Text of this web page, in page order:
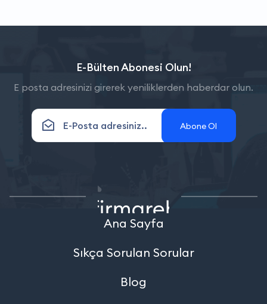
E-Bülten Abonesi Olun!
E posta adresinizi girerek yeniliklerden haberdar olun.
Abone Ol
Ana Sayfa
Sıkça Sorulan Sorular
Blog